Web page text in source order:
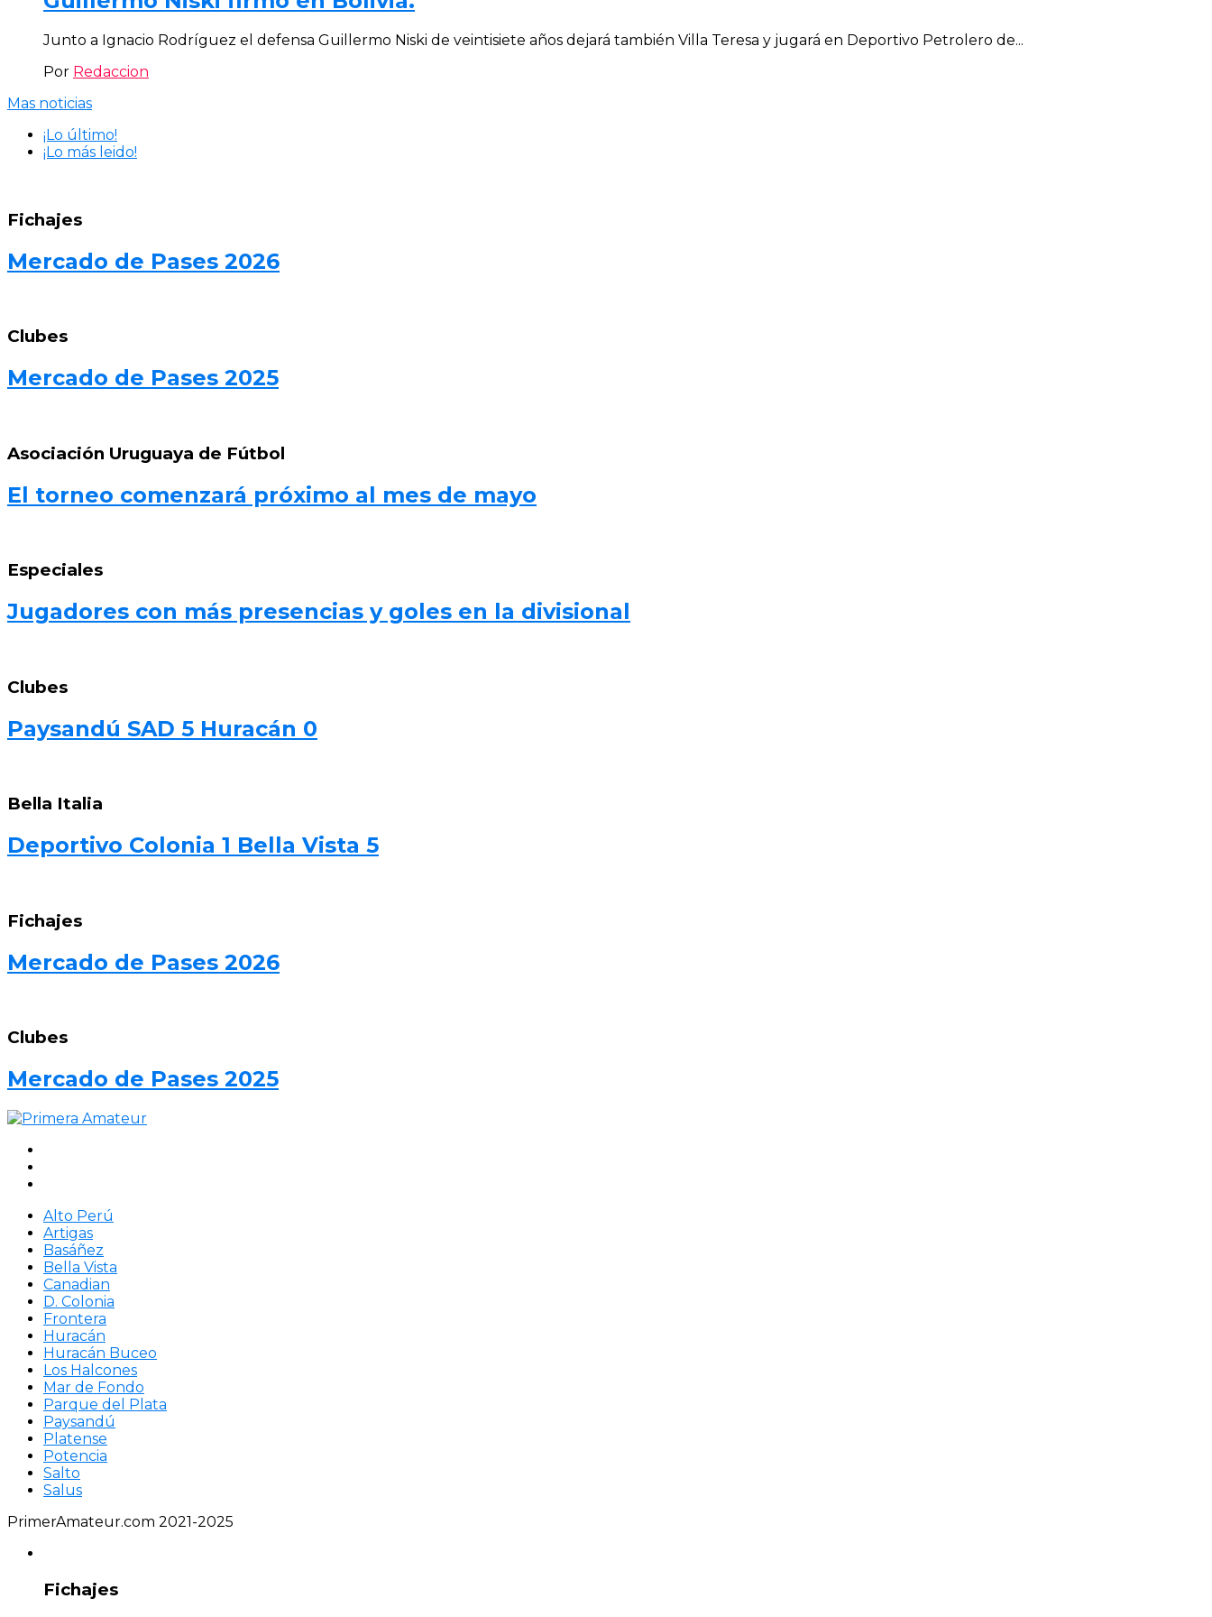
Junto a Ignacio Rodríguez el defensa Guillermo Niski de veintisiete años dejará también Villa Teresa y jugará en Deportivo Petrolero de...
Por Redaccion
Mas noticias
¡Lo último!
¡Lo más leido!
Fichajes
Mercado de Pases 2026
Clubes
Mercado de Pases 2025
Asociación Uruguaya de Fútbol
El torneo comenzará próximo al mes de mayo
Especiales
Jugadores con más presencias y goles en la divisional
Clubes
Paysandú SAD 5 Huracán 0
Bella Italia
Deportivo Colonia 1 Bella Vista 5
Fichajes
Mercado de Pases 2026
Clubes
Mercado de Pases 2025
Alto Perú
Artigas
Basáñez
Bella Vista
Canadian
D. Colonia
Frontera
Huracán
Huracán Buceo
Los Halcones
Mar de Fondo
Parque del Plata
Paysandú
Platense
Potencia
Salto
Salus
PrimerAmateur.com 2021-2025
Fichajes